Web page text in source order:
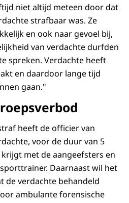
niet altijd meteen door dat
strafbaar was. Ze
en ook naar gevoel bij,
van verdachte durfden
spreken. Verdachte heeft
en daardoor lange tijd
gaan."
heeft de officier van
voor de duur van 5
met de aangeefsters en
Daarnaast wil het
de verdachte behandeld
ambulante forensische